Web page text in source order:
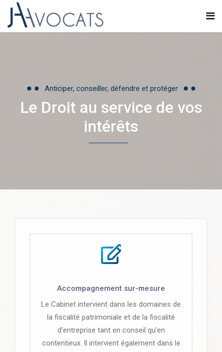
Anticiper, conseiller, défendre et protéger
Le Droit au service de vos
intérêts
Accompagnement sur-mesure
Le Cabinet intervient dans les domaines de
la fiscalité patrimoniale et de la fiscalité
d’entreprise tant en conseil qu’en
contentieux. Il intervient également dans le